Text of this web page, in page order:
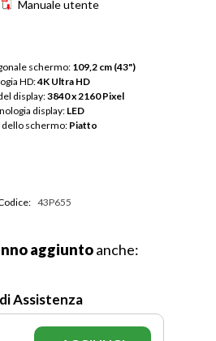
Manuale utente
schermo: 109,2 cm (43")
HD: 4K Ultra HD
display: 3840 x 2160 Pixel
display: LED
dello schermo: Piatto
43P655
aggiuntoanche:
Assistenza